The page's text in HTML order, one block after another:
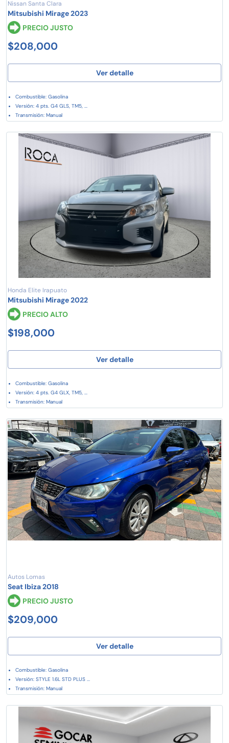
Nissan Santa Clara
Mitsubishi Mirage 2023
PRECIO JUSTO
$208,000
Ver detalle
Combustible: Gasolina
Versión: 4 pts. G4 GLS, TM5, ...
Transmisión: Manual
Honda Elite Irapuato
Mitsubishi Mirage 2022
PRECIO ALTO
$198,000
Ver detalle
Combustible: Gasolina
Versión: 4 pts. G4 GLX, TM5, ...
Transmisión: Manual
Autos Lomas
Seat Ibiza 2018
PRECIO JUSTO
$209,000
Ver detalle
Combustible: Gasolina
Versión: STYLE 1.6L STD PLUS ...
Transmisión: Manual